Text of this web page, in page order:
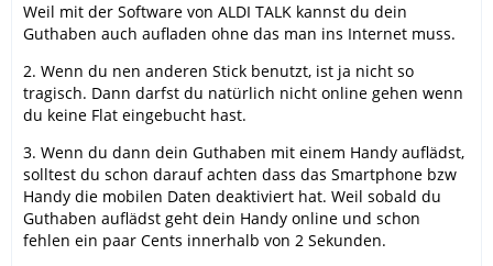
Weil mit der Software von ALDI TALK kannst du dein
Guthaben auch aufladen ohne das man ins Internet muss.
2. Wenn du nen anderen Stick benutzt, ist ja nicht so
tragisch. Dann darfst du natürlich nicht online gehen wenn
du keine Flat eingebucht hast.
3. Wenn du dann dein Guthaben mit einem Handy auflädst,
solltest du schon darauf achten dass das Smartphone bzw
Handy die mobilen Daten deaktiviert hat. Weil sobald du
Guthaben auflädst geht dein Handy online und schon
fehlen ein paar Cents innerhalb von 2 Sekunden.